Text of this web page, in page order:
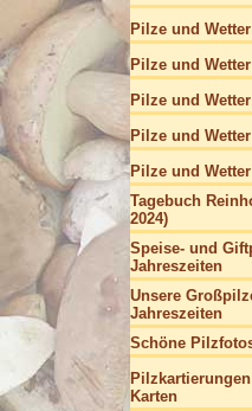
Pilze und
Pilze und
Pilze und Wetter
Pilze und
Pilze und
Tagebuch
2024)
Speise- und
Jahreszeiten
Unsere
Jahreszeiten
Schöne
Karten